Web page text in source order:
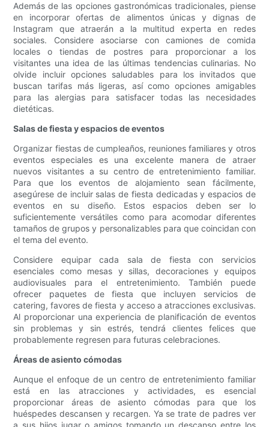
Además de las opciones gastronómicas tradicionales, piense
en incorporar ofertas de alimentos únicas y dignas de
Instagram que atraerán a la multitud experta en redes
sociales. Considere asociarse con camiones de comida
locales o tiendas de postres para proporcionar a los
visitantes una idea de las últimas tendencias culinarias. No
olvide incluir opciones saludables para los invitados que
buscan tarifas más ligeras, así como opciones amigables
para las alergias para satisfacer todas las necesidades
dietéticas.
Salas de fiesta y espacios de eventos
Organizar fiestas de cumpleaños, reuniones familiares y otros
eventos especiales es una excelente manera de atraer
nuevos visitantes a su centro de entretenimiento familiar.
Para que los eventos de alojamiento sean fácilmente,
asegúrese de incluir salas de fiesta dedicadas y espacios de
eventos en su diseño. Estos espacios deben ser lo
suficientemente versátiles como para acomodar diferentes
tamaños de grupos y personalizables para que coincidan con
el tema del evento.
Considere equipar cada sala de fiesta con servicios
esenciales como mesas y sillas, decoraciones y equipos
audiovisuales para el entretenimiento. También puede
ofrecer paquetes de fiesta que incluyen servicios de
catering, favores de fiesta y acceso a atracciones exclusivas.
Al proporcionar una experiencia de planificación de eventos
sin problemas y sin estrés, tendrá clientes felices que
probablemente regresen para futuras celebraciones.
Áreas de asiento cómodas
Aunque el enfoque de un centro de entretenimiento familiar
está en las atracciones y actividades, es esencial
proporcionar áreas de asiento cómodas para que los
huéspedes descansen y recargen. Ya se trate de padres ver